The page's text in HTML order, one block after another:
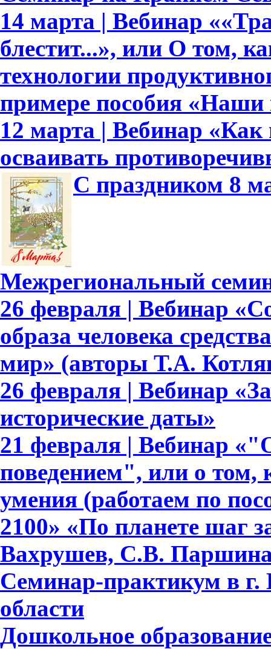
14 марта | Вебинар
блестит...», или О том,
технологии
примере пособия
12 марта | Вебинар «Как
осваивать
С праздником 8
Межрегиональный
26 февраля | Вебинар
образа человека
мир» (авторы Т.А.
26 февраля | Вебинар
исторические даты»
21 февраля | Вебинар
поведением", или о том,
умения (работаем по
2100» «По планете шаг
Вахрушев, С.В.
Семинар-практикум в
области
Дошкольное